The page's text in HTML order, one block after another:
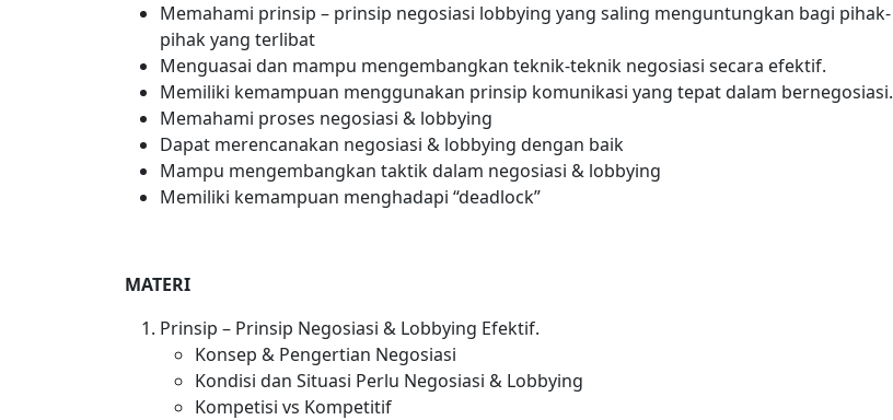
Memahami prinsip – prinsip negosiasi lobbying yang saling menguntungkan bagi pihak-
pihak yang terlibat
Menguasai dan mampu mengembangkan teknik-teknik negosiasi secara efektif.
Memiliki kemampuan menggunakan prinsip komunikasi yang tepat dalam bernegosiasi.
Memahami proses negosiasi & lobbying
Dapat merencanakan negosiasi & lobbying dengan baik
Mampu mengembangkan taktik dalam negosiasi & lobbying
Memiliki kemampuan menghadapi “deadlock”
MATERI
Prinsip – Prinsip Negosiasi & Lobbying Efektif.
Konsep & Pengertian Negosiasi
Kondisi dan Situasi Perlu Negosiasi & Lobbying
Kompetisi vs Kompetitif